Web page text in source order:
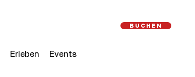
Buchen
Erleben Events